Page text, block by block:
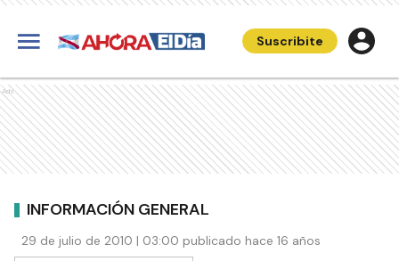
Suscribite
Ads
INFORMACIÓN GENERAL
29 de julio de 2010 | 03:00 publicado hace 16 años